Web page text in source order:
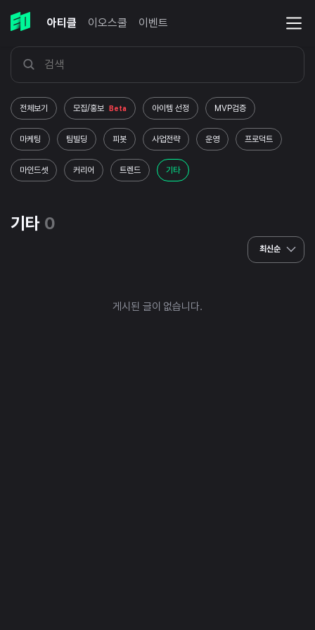
아티클 이오스쿨 이벤트
전체보기 모집/홍보 Beta 아이템 선정 MVP검증
마케팅 팀빌딩 피봇 사업전략 운영 프로덕트
마인드셋 커리어 트렌드 기타
기타 0
최신순
게시된 글이 없습니다.